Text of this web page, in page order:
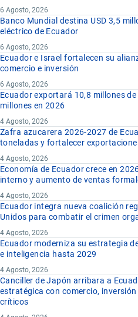
6 Agosto, 2026
Banco Mundial destina USD 3,5
eléctrico de Ecuador
6 Agosto, 2026
Ecuador e Israel fortalecen su
comercio e inversión
6 Agosto, 2026
Ecuador exportará 10,8 millones
millones en 2026
4 Agosto, 2026
Zafra azucarera 2026-2027 de
toneladas y fortalecer
4 Agosto, 2026
Economía de Ecuador crece en
interno y aumento de ventas
4 Agosto, 2026
Ecuador integra nueva coalición
Unidos para combatir el crimen
4 Agosto, 2026
Ecuador moderniza su estrategia
e inteligencia hasta 2029
4 Agosto, 2026
Canciller de Japón arribara a
estratégica con comercio,
críticos